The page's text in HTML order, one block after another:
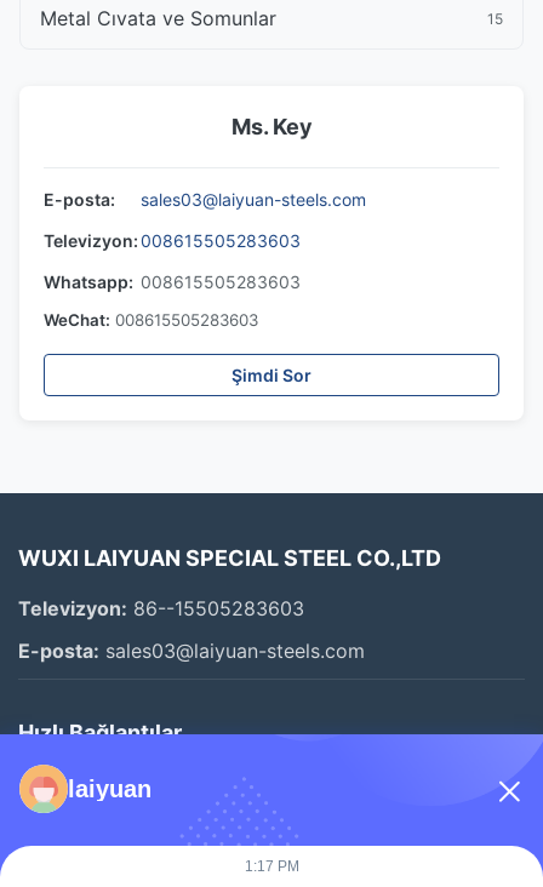
Metal Cıvata ve Somunlar 15
Ms. Key
E-posta:
sales03@laiyuan-steels.com
Televizyon:008615505283603
Whatsapp: 008615505283603
WeChat: 008615505283603
Şimdi Sor
WUXI LAIYUAN SPECIAL STEEL CO.,LTD
Televizyon: 86--15505283603
E-posta: sales03@laiyuan-steels.com
Hızlı Bağlantılar
Evde laiyuan
1:17 PM